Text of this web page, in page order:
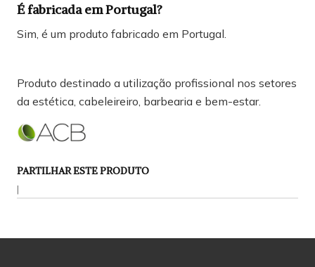
É fabricada em Portugal?
Sim, é um produto fabricado em Portugal.
Produto destinado a utilização profissional nos setores
da estética, cabeleireiro, barbearia e bem-estar.
PARTILHAR ESTE PRODUTO
|